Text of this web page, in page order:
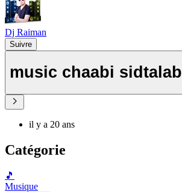
Dj Raiman
Suivre
music chaabi sidtalab
il y a 20 ans
Catégorie
🎵
Musique